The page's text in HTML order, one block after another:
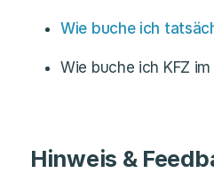
Wie buche ich
Wie buche ich KFZ
Hinweis &